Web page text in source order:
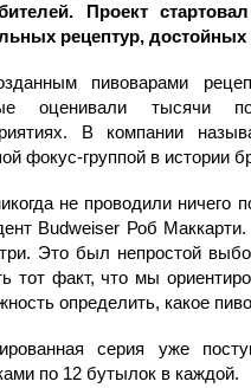
Проект
рецептур,
пивоварами
оценивали тысячи
В компании
фокус-группой в истории
не проводили ничего
Budweiser Роб
три. Это был непростой
тот факт, что мы
определить, какое
серия уже
по 12 бутылок в каждой.